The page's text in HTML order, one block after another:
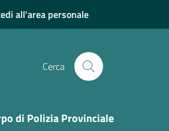
all'area personale
Cerca
di Polizia Provinciale